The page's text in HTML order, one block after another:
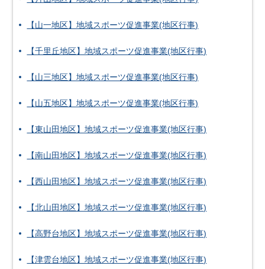
【山一地区】地域スポーツ促進事業(地区行事)
【千里丘地区】地域スポーツ促進事業(地区行事)
【山三地区】地域スポーツ促進事業(地区行事)
【山五地区】地域スポーツ促進事業(地区行事)
【東山田地区】地域スポーツ促進事業(地区行事)
【南山田地区】地域スポーツ促進事業(地区行事)
【西山田地区】地域スポーツ促進事業(地区行事)
【北山田地区】地域スポーツ促進事業(地区行事)
【高野台地区】地域スポーツ促進事業(地区行事)
【津雲台地区】地域スポーツ促進事業(地区行事)